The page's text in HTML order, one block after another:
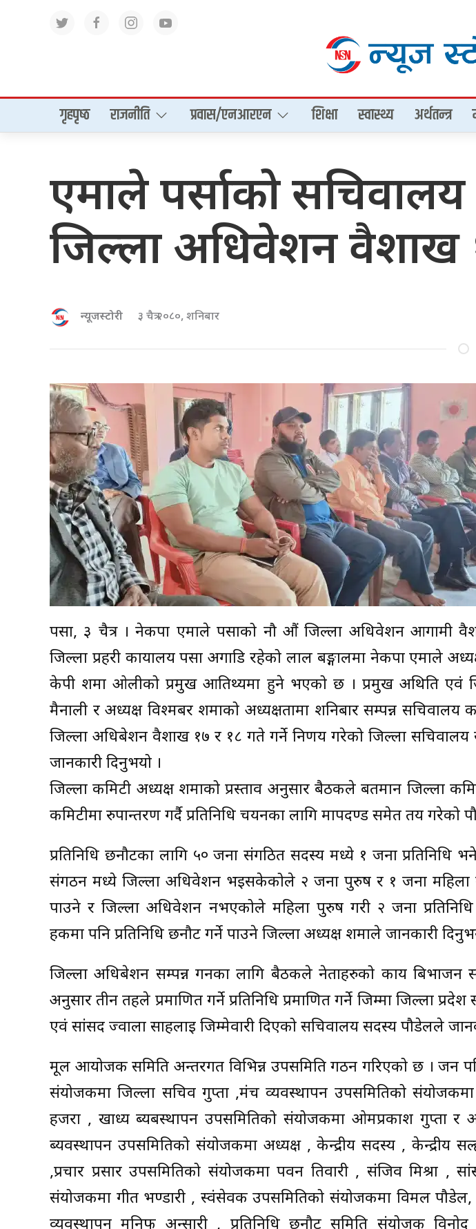
गृहपृष्‍ठ राजनीति प्रवास/एनआरएन शिक्षा स्वास्थ्य अर्थतन्त्र
एमाले पर्साको
जिल्ला अधिवेशन वैशाख
न्यूजस्टोरी ३ चैत्र २०८०, शनिबार
पर्सा, ३ चैत्र । नेकपा एमाले पर्साको नौ औं जिल्ला अधिवेशन आगामी
जिल्ला प्रहरी कार्यालय पर्सा अगाडि रहेको लाल बङ्गालमा नेकपा एमाले
केपी शर्मा ओलीको प्रमुख आतिथ्यमा हुने भएको छ । प्रमुख अथिति एवं
मैनाली र अध्यक्ष विश्मबर शर्माको अध्यक्षतामा शनिबार सम्पन्न
जिल्ला अधिबेशन वैशाख १७ र १८ गते गर्ने निर्णय गरेको जिल्ला
जानकारी दिनुभयो ।
जिल्ला कमिटी अध्यक्ष शर्माको प्रस्ताव अनुसार बैठकले बर्तमान जिल्ला
कमिटीमा रुपान्तरण गर्दै प्रतिनिधि चयनका लागि मापदण्ड समेत तय गरेको
प्रतिनिधि छनौटका लागि ५० जना संगठित सदस्य मध्ये १ जना प्रतिनिधि भने
संगठन मध्ये जिल्ला अधिवेशन भइसकेकोले २ जना पुरुष र १ जना महिला
पाउने र जिल्ला अधिवेशन नभएकोले महिला पुरुष गरी २ जना
हकमा पनि प्रतिनिधि छनौट गर्ने पाउने जिल्ला अध्यक्ष शर्माले जानकारी
जिल्ला अधिबेशन सम्पन्न गर्नका लागि बैठकले नेताहरुको कार्य
अनुसार तीन तहले प्रमाणित गर्ने प्रतिनिधि प्रमाणित गर्ने जिम्मा जिल्ला
एवं सांसद ज्वाला साहलाई जिम्मेवारी दिएको सचिवालय सदस्य पौडेलले
मूल आयोजक समिति अन्तरर्गत विभिन्न उपसमिति गठन गरिएको छ । जन
संयोजकमा जिल्ला सचिव गुप्ता ,मंच व्यवस्थापन उपसमितिको
हजरा , खाध्य ब्यबस्थापन उपसमितिको संयोजकमा ओमप्रकाश गुप्ता र
ब्यवस्थापन उपसमितिको संयोजकमा अध्यक्ष , केन्द्रीय सदस्य , केन्द्रीय
,प्रचार प्रसार उपसमितिको संयोजकमा पवन तिवारी , संजिव मिश्रा ,
संयोजकमा गीत भण्डारी , स्वंसेवक उपसमितिको संयोजकमा विमल पौडेल,